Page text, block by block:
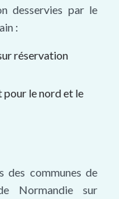
desservies par le
:
réservation
le nord et le
des communes de
Normandie sur